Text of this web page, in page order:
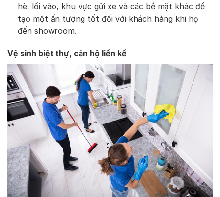
hè, lối vào, khu vực gửi xe và các bề mặt khác để
tạo một ấn tượng tốt đối với khách hàng khi họ
đến showroom.
Vệ sinh biệt thự, căn hộ liền kề